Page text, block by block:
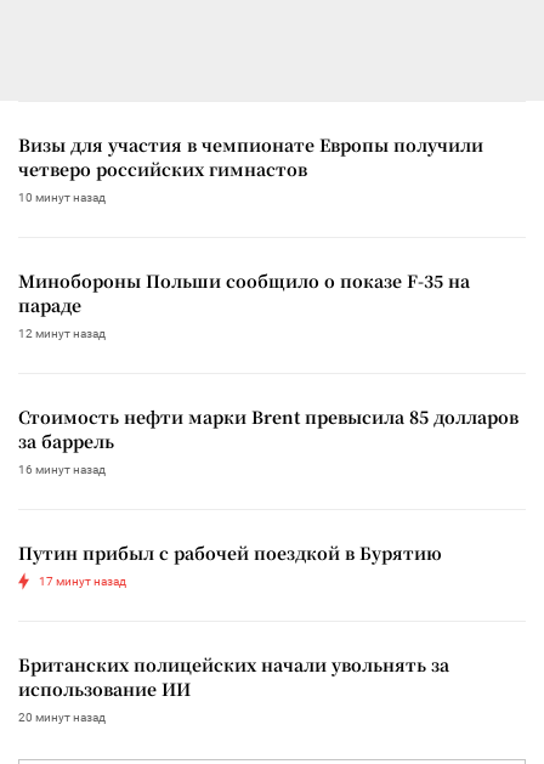
Визы для участия в чемпионате Европы получили
четверо российских гимнастов
10 минут назад
Минобороны Польши сообщило о показе F-35 на
параде
12 минут назад
Стоимость нефти марки Brent превысила 85 долларов
за баррель
16 минут назад
Путин прибыл с рабочей поездкой в Бурятию
17 минут назад
Британских полицейских начали увольнять за
использование ИИ
20 минут назад